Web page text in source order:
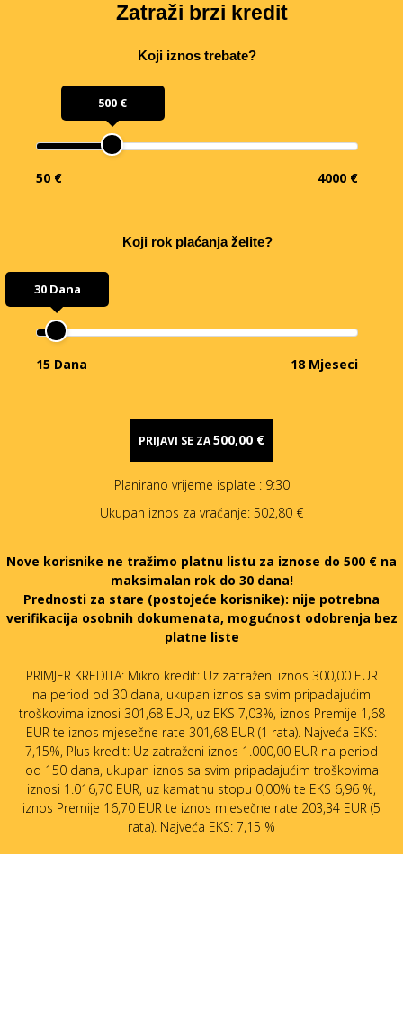
Zatraži brzi kredit
Koji iznos trebate?
500 €
50 € 4000 €
Koji rok plaćanja želite?
30 Dana
15 Dana 18 Mjeseci
PRIJAVI SE ZA500,00 €
Planirano vrijeme isplate : 9:30
Ukupan iznos za vraćanje: 502,80 €
Nove korisnike ne tražimo platnu listu za iznose do 500 € na
maksimalan rok do 30 dana!
Prednosti za stare (postojeće korisnike): nije potrebna
verifikacija osobnih dokumenata, mogućnost odobrenja bez
platne liste
PRIMJER KREDITA: Mikro kredit: Uz zatraženi iznos 300,00 EUR
na period od 30 dana, ukupan iznos sa svim pripadajućim
troškovima iznosi 301,68 EUR, uz EKS 7,03%, iznos Premije 1,68
EUR te iznos mjesečne rate 301,68 EUR (1 rata). Najveća EKS:
7,15%, Plus kredit: Uz zatraženi iznos 1.000,00 EUR na period
od 150 dana, ukupan iznos sa svim pripadajućim troškovima
iznosi 1.016,70 EUR, uz kamatnu stopu 0,00% te EKS 6,96 %,
iznos Premije 16,70 EUR te iznos mjesečne rate 203,34 EUR (5
rata). Najveća EKS: 7,15 %